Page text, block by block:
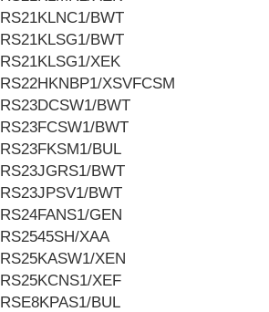
RS21KLNC1/BWT
RS21KLSG1/BWT
RS21KLSG1/XEK
RS22HKNBP1/XSVFCSM
RS23DCSW1/BWT
RS23FCSW1/BWT
RS23FKSM1/BUL
RS23JGRS1/BWT
RS23JPSV1/BWT
RS24FANS1/GEN
RS2545SH/XAA
RS25KASW1/XEN
RS25KCNS1/XEF
RSE8KPAS1/BUL